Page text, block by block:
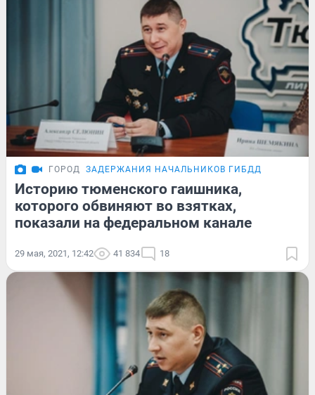
ГОРОД ЗАДЕРЖАНИЯ НАЧАЛЬНИКОВ ГИБДД
Историю тюменского гаишника,
которого обвиняют во взятках,
показали на федеральном канале
29 мая, 2021, 12:42 41 834 18